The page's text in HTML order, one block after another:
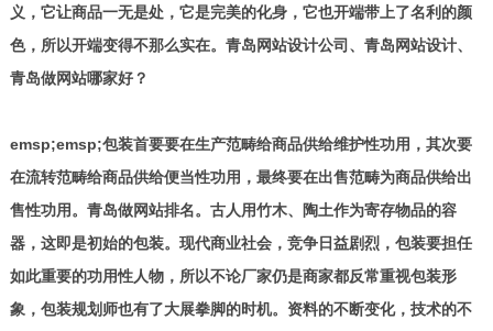
义，它让商品一无是处，它是完美的化身，它也开端带上了名利的颜
色，所以开端变得不那么实在。青岛网站设计公司、青岛网站设计、
青岛做网站哪家好？
emsp;emsp;包装首要要在生产范畴给商品供给维护性功用，其次要
在流转范畴给商品供给便当性功用，最终要在出售范畴为商品供给出
售性功用。青岛做网站排名。古人用竹木、陶土作为寄存物品的容
器，这即是初始的包装。现代商业社会，竞争日益剧烈，包装要担任
如此重要的功用性人物，所以不论厂家仍是商家都反常重视包装形
象，包装规划师也有了大展拳脚的时机。资料的不断变化，技术的不